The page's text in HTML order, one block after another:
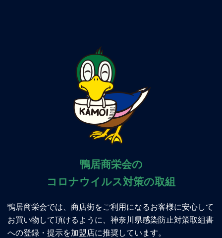
鴨居商栄会の
コロナウイルス対策の取組
鴨居商栄会では、商店街をご利用になるお客様に安心して
お買い物して頂けるように、神奈川県感染防止対策取組書
への登録・提示を加盟店に推奨しています。